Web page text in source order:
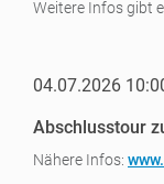
Weitere Infos gibt
04.07.2026
Abschlusstour
Nähere Infos: